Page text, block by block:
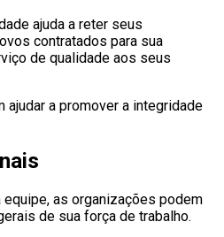
ajuda a reter seus
contratados para sua
de qualidade aos seus
a promover a integridade
as organizações podem
de sua força de trabalho.